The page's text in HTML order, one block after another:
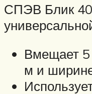
СПЭВ Блик 40
Вмещает 5
м и